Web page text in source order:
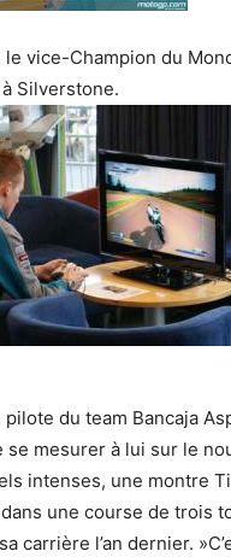
le vice-Champion du
Silverstone.
pilote du team Bancaja
se mesurer à lui sur le
intenses, une montre
une course de trois
carrière l’an dernier.